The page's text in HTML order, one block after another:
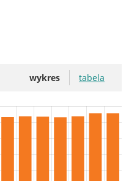
wykres tabela